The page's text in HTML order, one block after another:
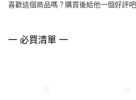
喜歡這個商品嗎？購買後給他一個好評吧
一 必買清單 一